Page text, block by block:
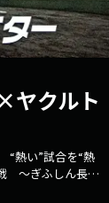
ヤクルト
“熱い”試合を“熱
～ぎふしん長良
洗川雄司 ○